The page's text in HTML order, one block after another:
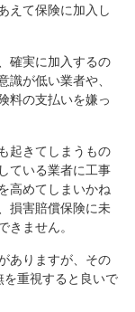
えて保険に加入し
確実に加入するの
識が低い業者や、
料の支払いを嫌っ
起きてしまうもの
ている業者に工事
高めてしまいかね
損害賠償保険に未
きません。
ありますが、その
を重視すると良いで